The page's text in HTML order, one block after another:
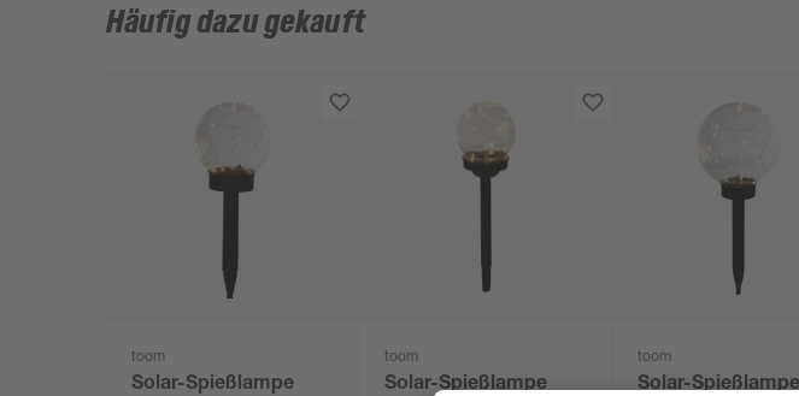
Häufig dazu gekauft
toom
Solar-Spießlampe
toom
Solar-Spießlampe
toom
Solar-Spießlampe